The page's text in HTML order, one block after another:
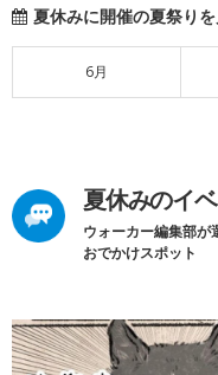
夏休みに開催の夏祭り
6月
夏休みのイ
ウォーカー編集部が
おでかけスポット